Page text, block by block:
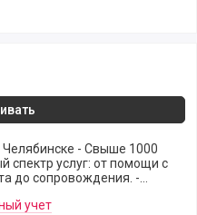
- Свыше 1000
до сопровождения. -
учет